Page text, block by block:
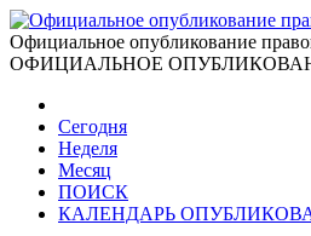
Официальное опубликование
ОФИЦИАЛЬНОЕ
Сегодня
Неделя
Месяц
ПОИСК
КАЛЕНДАРЬ